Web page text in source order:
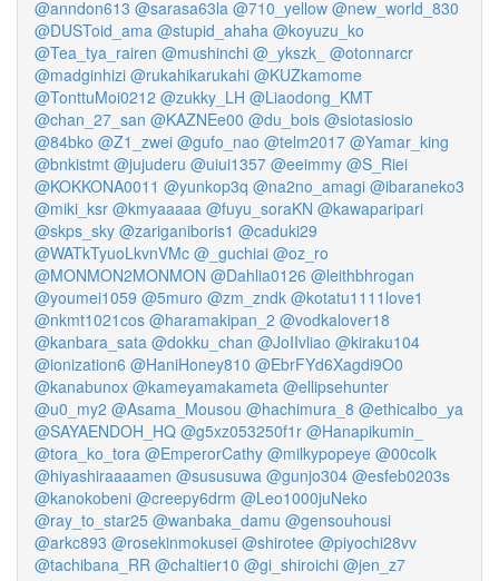
@anndon613 @sarasa63la @710_yellow @new_world_830
@DUSToid_ama @stupid_ahaha @koyuzu_ko
@Tea_tya_rairen @mushinchi @_ykszk_ @otonnarcr
@madginhizi @rukahikarukahi @KUZkamome
@TonttuMoi0212 @zukky_LH @Liaodong_KMT
@chan_27_san @KAZNEe00 @du_bois @siotasiosio
@84bko @Z1_zwei @gufo_nao @telm2017 @Yamar_king
@bnkistmt @jujuderu @uiui1357 @eeimmy @S_Riei
@KOKKONA0011 @yunkop3q @na2no_amagi @ibaraneko3
@miki_ksr @kmyaaaaa @fuyu_soraKN @kawaparipari
@skps_sky @zariganiboris1 @caduki29
@WATkTyuoLkvnVMc @_guchiai @oz_ro
@MONMON2MONMON @Dahlia0126 @leithbhrogan
@youmei1059 @5muro @zm_zndk @kotatu1111love1
@nkmt1021cos @haramakipan_2 @vodkalover18
@kanbara_sata @dokku_chan @JoIIvliao @kiraku104
@ionization6 @HaniHoney810 @EbrFYd6Xagdi9O0
@kanabunox @kameyamakameta @ellipsehunter
@u0_my2 @Asama_Mousou @hachimura_8 @ethicalbo_ya
@SAYAENDOH_HQ @g5xz053250f1r @Hanapikumin_
@tora_ko_tora @EmperorCathy @milkypopeye @00colk
@hiyashiraaaamen @sususuwa @gunjo304 @esfeb0203s
@kanokobeni @creepy6drm @Leo1000juNeko
@ray_to_star25 @wanbaka_damu @gensouhousi
@arkc893 @rosekinmokusei @shirotee @piyochi28vv
@tachibana_RR @chaltier10 @gi_shiroichi @jen_z7